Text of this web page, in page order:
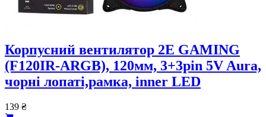
Корпусний вентилятор 2E GAMING
(F120IR-ARGB), 120мм, 3+3pin 5V Aura,
чорні лопаті,рамка, inner LED
139 ₴